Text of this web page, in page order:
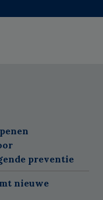
preventie
nieuwe